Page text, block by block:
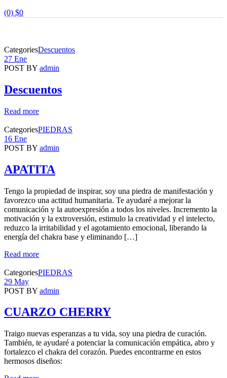
(0) $0
CategoriesDescuentos
27 Ene
POST BY admin
Descuentos
Read more
CategoriesPIEDRAS
16 Ene
POST BY admin
APATITA
Tengo la propiedad de inspirar, soy una piedra de manifestación y
favorezco una actitud humanitaria. Te ayudaré a mejorar la
comunicación y la autoexpresión a todos los niveles. Incremento la
motivación y la extroversión, estimulo la creatividad y el intelecto,
reduzco la irritabilidad y el agotamiento emocional, liberando la
energía del chakra base y eliminando […]
Read more
CategoriesPIEDRAS
29 May
POST BY admin
CUARZO CHERRY
Traigo nuevas esperanzas a tu vida, soy una piedra de curación.
También, te ayudaré a potenciar la comunicación empática, abro y
fortalezco el chakra del corazón. Puedes encontrarme en estos
hermosos diseños: